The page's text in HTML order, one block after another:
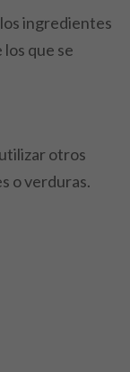
ingredientes
que se
otros
o verduras.